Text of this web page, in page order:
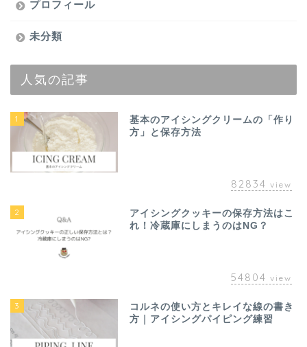
プロフィール
未分類
人気の記事
1
基本のアイシングクリームの「作り
方」と保存方法
82834 view
2
アイシングクッキーの保存方法はこ
れ！冷蔵庫にしまうのはNG？
54804 view
3
コルネの使い方とキレイな線の書き
方｜アイシングパイピング練習